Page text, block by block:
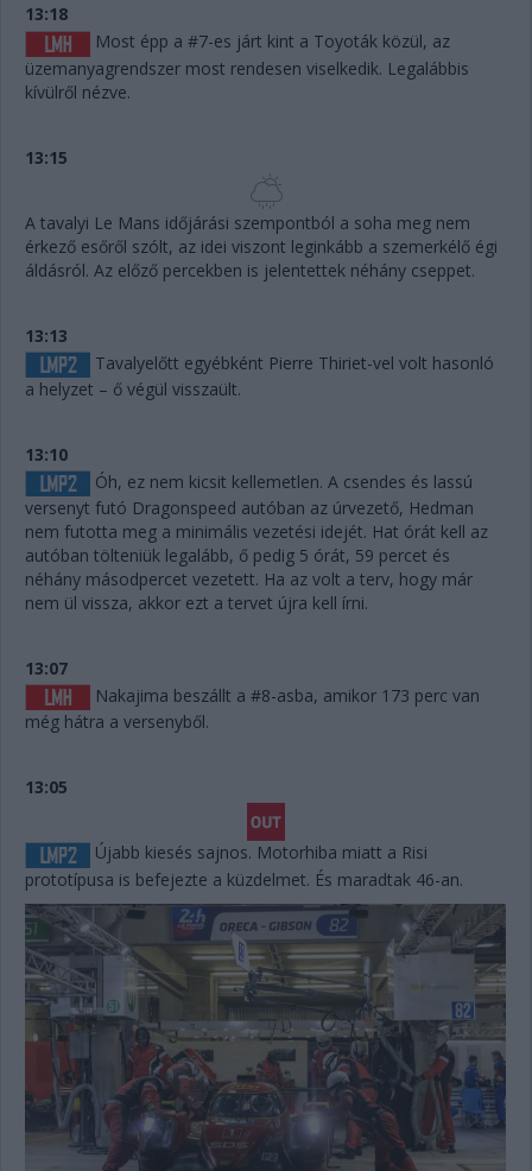
13:18
Most épp a #7-es járt kint a Toyoták közül, az
üzemanyagrendszer most rendesen viselkedik. Legalábbis
kívülről nézve.
13:15
A tavalyi Le Mans időjárási szempontból a soha meg nem
érkező esőről szólt, az idei viszont leginkább a szemerkélő égi
áldásról. Az előző percekben is jelentettek néhány cseppet.
13:13
Tavalyelőtt egyébként Pierre Thiriet-vel volt hasonló
a helyzet – ő végül visszaült.
13:10
Óh, ez nem kicsit kellemetlen. A csendes és lassú
versenyt futó Dragonspeed autóban az úrvezető, Hedman
nem futotta meg a minimális vezetési idejét. Hat órát kell az
autóban tölteniük legalább, ő pedig 5 órát, 59 percet és
néhány másodpercet vezetett. Ha az volt a terv, hogy már
nem ül vissza, akkor ezt a tervet újra kell írni.
13:07
Nakajima beszállt a #8-asba, amikor 173 perc van
még hátra a versenyből.
13:05
Újabb kiesés sajnos. Motorhiba miatt a Risi
prototípusa is befejezte a küzdelmet. És maradtak 46-an.